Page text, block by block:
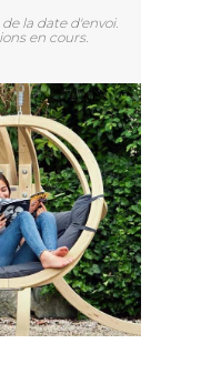
la date d'envoi.
en cours.